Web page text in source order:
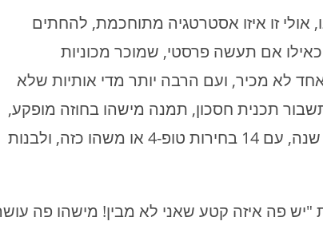
אולי זו איזו אסטרטגיה מתוחכמת, להחתים
אם תעשה פרסטי, שמוכר מכוניות
לא מכיר, ועם הרבה יותר מדי אותיות שלא
תכנית חסכון, תמנה מישהו בחוזה מופקע,
ואז תוכל לעשות לעצמך איזה פרוסס כזה, של מיליון שנה, עם 14 בחירות טופ-4 או משהו כזה, ולבנות
פה איזה קטע שאני לא מבין! מישהו פה